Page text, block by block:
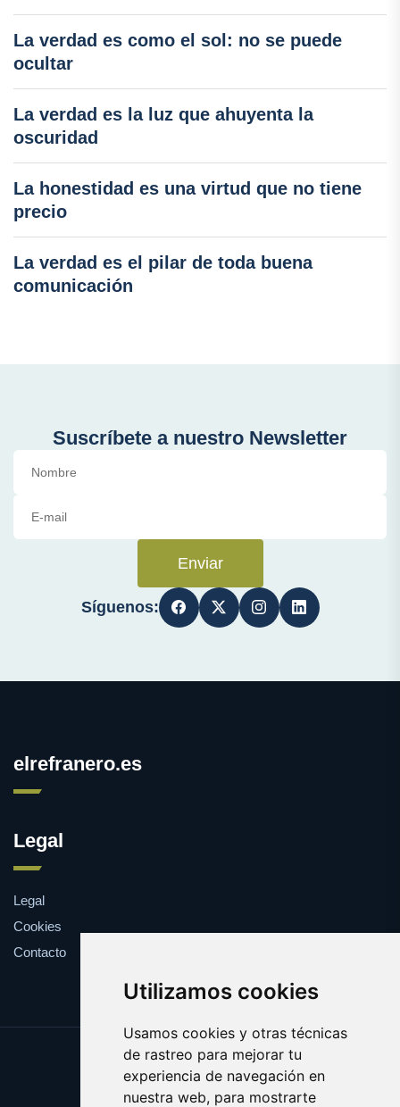
Utilizamos cookies
Usamos cookies y otras técnicas
de rastreo para mejorar tu
experiencia de navegación en
nuestra web, para mostrarte
La verdad es como el sol: no se puede
ocultar
La verdad es la luz que ahuyenta la
oscuridad
La honestidad es una virtud que no tiene
precio
La verdad es el pilar de toda buena
comunicación
Suscríbete a nuestro Newsletter
Enviar
Síguenos:
elrefranero.es
Legal
Legal
Cookies
Contacto
Update cookies preferences
Copyright © 2025 elrefranero.es